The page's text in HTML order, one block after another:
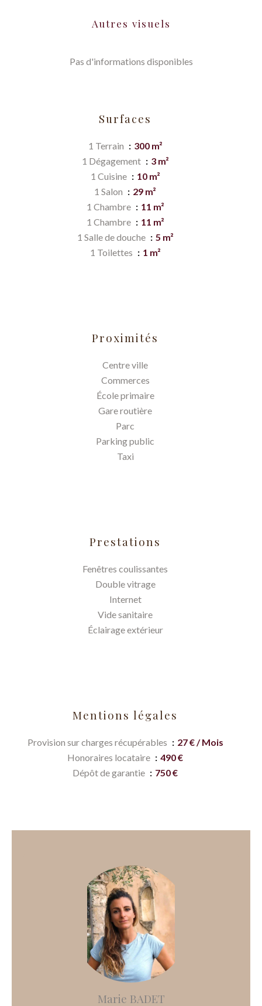
Autres visuels
Pas d'informations disponibles
Surfaces
1 Terrain
300 m²
1 Dégagement
3 m²
1 Cuisine
10 m²
1 Salon
29 m²
1 Chambre
11 m²
1 Chambre
11 m²
1 Salle de douche
5 m²
1 Toilettes
1 m²
Proximités
Centre ville
Commerces
École primaire
Gare routière
Parc
Parking public
Taxi
Prestations
Fenêtres coulissantes
Double vitrage
Internet
Vide sanitaire
Éclairage extérieur
Mentions légales
Provision sur charges récupérables
27 € / Mois
Honoraires locataire
490 €
Dépôt de garantie
750 €
Marie BADET